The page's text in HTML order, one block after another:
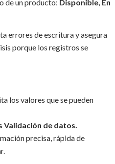
de un producto: Disponible, En
errores de escritura y asegura
porque los registros se
los valores que se pueden
Validación de datos.
precisa, rápida de